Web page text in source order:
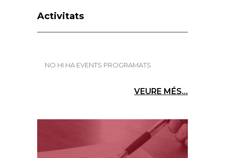
Activitats
NO HI HA EVENTS PROGRAMATS
VEURE MÉS...